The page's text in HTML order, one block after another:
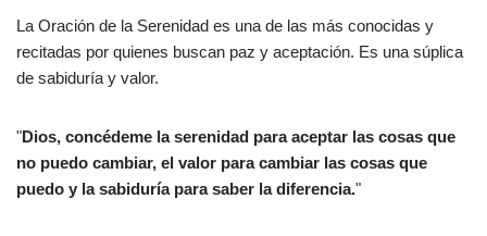
La Oración de la Serenidad es una de las más conocidas y
recitadas por quienes buscan paz y aceptación. Es una súplica
de sabiduría y valor.
"Dios, concédeme la serenidad para aceptar las cosas que
no puedo cambiar, el valor para cambiar las cosas que
puedo y la sabiduría para saber la diferencia."